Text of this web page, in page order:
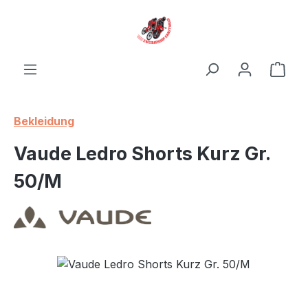
Bekleidung
Vaude Ledro Shorts Kurz Gr.
50/M
Bildergalerie überspringen